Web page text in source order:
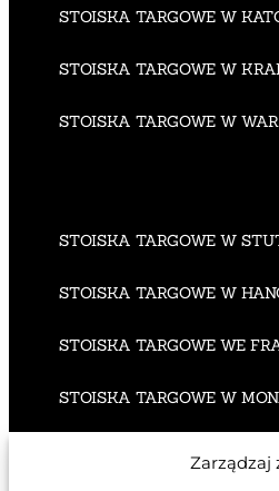
Zarządzaj
STOISKA TARGOWE W
STOISKA TARGOWE W
STOISKA TARGOWE W
STOISKA TARGOWE W
STOISKA TARGOWE W
STOISKA TARGOWE WE
STOISKA TARGOWE W